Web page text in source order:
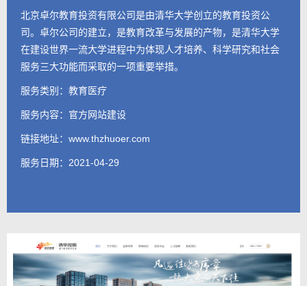
北京卓尔教育投资有限公司是由清华大学创立的教育投资公
司。卓尔公司的建立，是教育改革与发展的产物，是清华大学
在建设世界一流大学进程中为体现人才培养、科学研究和社会
服务三大功能而采取的一项重要举措。
服务类别：教育医疗
服务内容： 官方网站建设
链接地址： www.thzhuoer.com
服务日期：2021-04-29